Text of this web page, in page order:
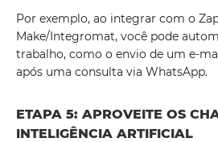
Por exemplo, ao integrar com o
Make/Integromat, você pode
trabalho, como o envio de um e-
após uma consulta via WhatsApp.
ETAPA 5: APROVEITE OS
INTELIGÊNCIA ARTIFICIAL